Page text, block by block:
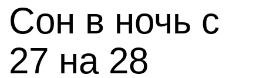
Сон в ночь с
27 на 28